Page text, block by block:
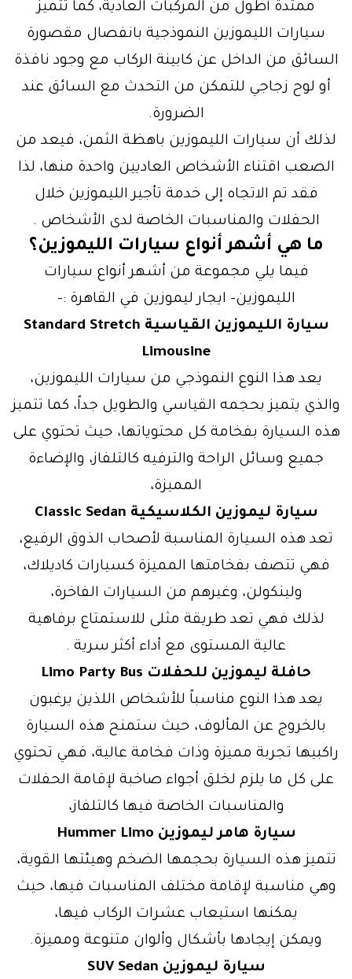
ممتدة أطول من المركبات العادية، كما تتميز
سيارات الليموزين النموذجية بانفصال مقصورة
السائق من الداخل عن كابينة الركاب مع وجود نافذة
أو لوح زجاجي للتمكن من التحدث مع السائق عند
الضرورة.
لذلك أن سيارات الليموزين باهظة الثمن، فيعد من
الصعب اقتناء الأشخاص العاديين واحدة منها، لذا
فقد تم الاتجاه إلى خدمة تأجير الليموزين خلال
الحفلات والمناسبات الخاصة لدى الأشخاص .
ما هي أشهر أنواع سيارات الليموزين؟
فيما يلي مجموعة من أشهر أنواع سيارات
الليموزين- ايجار ليموزين في القاهرة :-
سيارة الليموزين القياسية Standard Stretch
Limousine
يعد هذا النوع النموذجي من سيارات الليموزين،
والذي يتميز بحجمه القياسي والطويل جداً، كما تتميز
هذه السيارة بفخامة كل محتوياتها، حيث تحتوي على
جميع وسائل الراحة والترفيه كالتلفاز، والإضاءة
المميزة،
سيارة ليموزين الكلاسيكية Classic Sedan
تعد هذه السيارة المناسبة لأصحاب الذوق الرفيع،
فهي تتصف بفخامتها المميزة كسيارات كاديلاك،
ولينكولن، وغيرهم من السيارات الفاخرة،
لذلك فهي تعد طريقة مثلى للاستمتاع برفاهية
عالية المستوى مع أداء أكثر سرية .
حافلة ليموزين للحفلات Limo Party Bus
يعد هذا النوع مناسباً للأشخاص اللذين يرغبون
بالخروج عن المألوف، حيث ستمنح هذه السيارة
راكبيها تجربة مميزة وذات فخامة عالية، فهي تحتوي
على كل ما يلزم لخلق أجواء صاخبة لإقامة الحفلات
والمناسبات الخاصة فيها كالتلفاز،
سيارة هامر ليموزين Hummer Limo
تتميز هذه السيارة بحجمها الضخم وهيئتها القوية،
وهي مناسبة لإقامة مختلف المناسبات فيها، حيث
يمكنها استيعاب عشرات الركاب فيها،
ويمكن إيجادها بأشكال وألوان متنوعة ومميزة.
سيارة ليموزين SUV Sedan